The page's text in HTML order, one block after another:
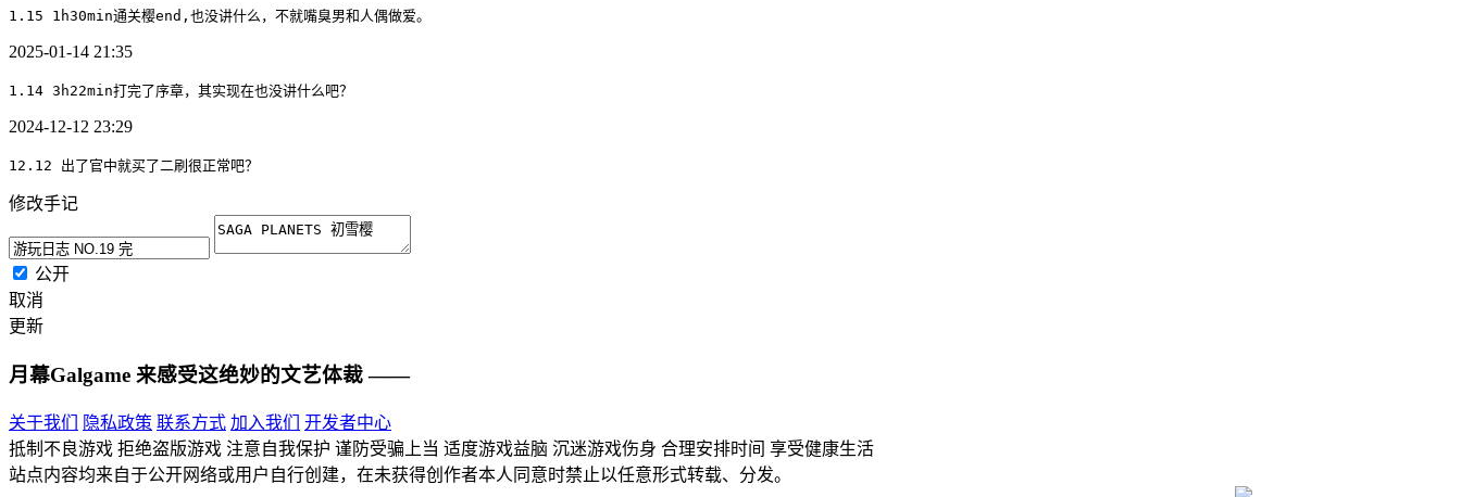
1.15 1h30min通关樱end,也没讲什么，不就嘴臭男和人偶做爱。
2025-01-14 21:35
1.14 3h22min打完了序章，其实现在也没讲什么吧？
2024-12-12 23:29
12.12 出了官中就买了二刷很正常吧？
修改手记
公开
取消
更新
月幕Galgame 来感受这绝妙的文艺体裁 ——
关于我们 隐私政策 联系方式 加入我们
开发者中心
抵制不良游戏 拒绝盗版游戏 注意自我保护 谨防受骗上当 适度游戏益脑 沉迷游戏伤身 合理安排时间 享受健康生活
站点内容均来自于公开网络或用户自行创建，在未获得创作者本人同意时禁止以任意形式转载、分发。